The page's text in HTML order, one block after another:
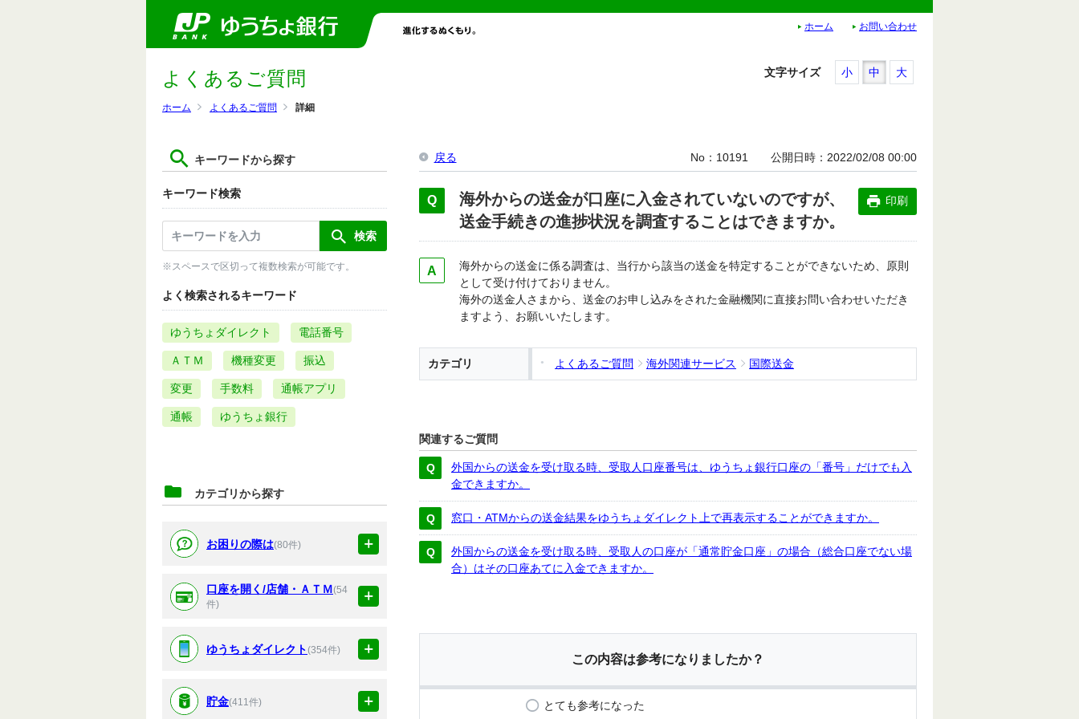
ホーム お問い合わせ
ホーム よくあるご質問 詳細
よくあるご質問
キーワードから探す
キーワード検索
※スペースで区切って複数検索が可能です。
よく検索されるキーワード
ゆうちょダイレクト 電話番号
ＡＴＭ 機種変更 振込
変更 手数料 通帳アプリ
通帳 ゆうちょ銀行
カテゴリから探す
お困りの際は(80件)
口座を開く/店舗・ＡＴＭ(54
件)
ゆうちょダイレクト(354件)
貯金(411件)
文字サイズ 小 中 大
戻る No 10191 公開日時 2022/02/08 00:00
海外からの送金が口座に入金されていないのですが、
送金手続きの進捗状況を調査することはできますか。
印刷
海外からの送金に係る調査は、当行から該当の送金を特定することができないため、原則
として受け付けておりません。
海外の送金人さまから、送金のお申し込みをされた金融機関に直接お問い合わせいただき
ますよう、お願いいたします。
カテゴリ よくあるご質問 海外関連サービス 国際送金
関連するご質問
外国からの送金を受け取る時、受取人口座番号は、ゆうちょ銀行口座の「番号」だけでも入
金できますか。
窓口・ATMからの送金結果をゆうちょダイレクト上で再表示することができますか。
外国からの送金を受け取る時、受取人の口座が「通常貯金口座」の場合（総合口座でない場
合）はその口座あてに入金できますか。
この内容は参考になりましたか？
とても参考になった